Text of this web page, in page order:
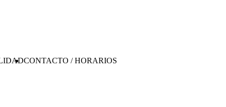
CONTACTO / HORARIOS